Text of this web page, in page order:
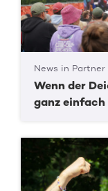
News in
Wenn der
ganz einfach